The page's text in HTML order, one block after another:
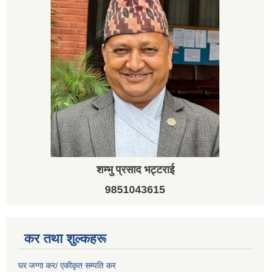
शम्भु प्रसाद भट्टराई
9851043615
कर तथा शुल्कहरू
घर जग्गा कर/ एकीकृत सम्पति कर